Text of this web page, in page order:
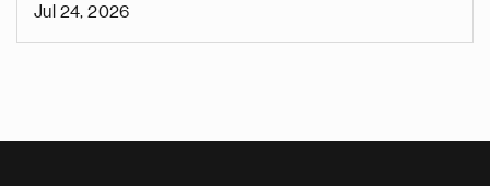
Jul 24, 2026